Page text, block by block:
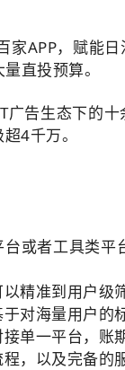
家APP，赋能
直投预算。
广告生态下的
4千万。
或者工具类
精准到用户级
对海量用户的
单一平台，账
，以及完备的